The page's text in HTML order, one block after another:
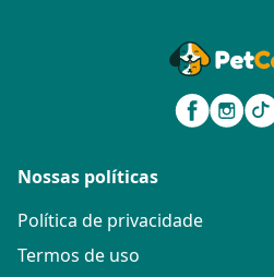
Nossas políticas
Política de privacidade
Termos de uso